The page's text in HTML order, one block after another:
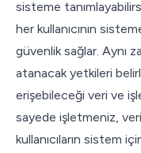
sisteme
her kullanıcının
güvenlik sağlar. Aynı
atanacak yetkileri
erişebileceği veri ve
sayede işletmeniz,
kullanıcıların sistem